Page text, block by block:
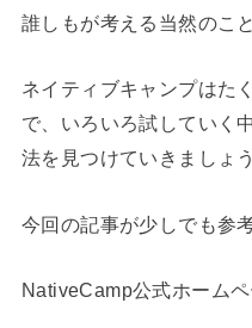
誰しもが考える当然のこ
ネイティブキャンプはた
で、いろいろ試していく
法を見つけていきましょ
今回の記事が少しでも参
NativeCamp公式ホーム